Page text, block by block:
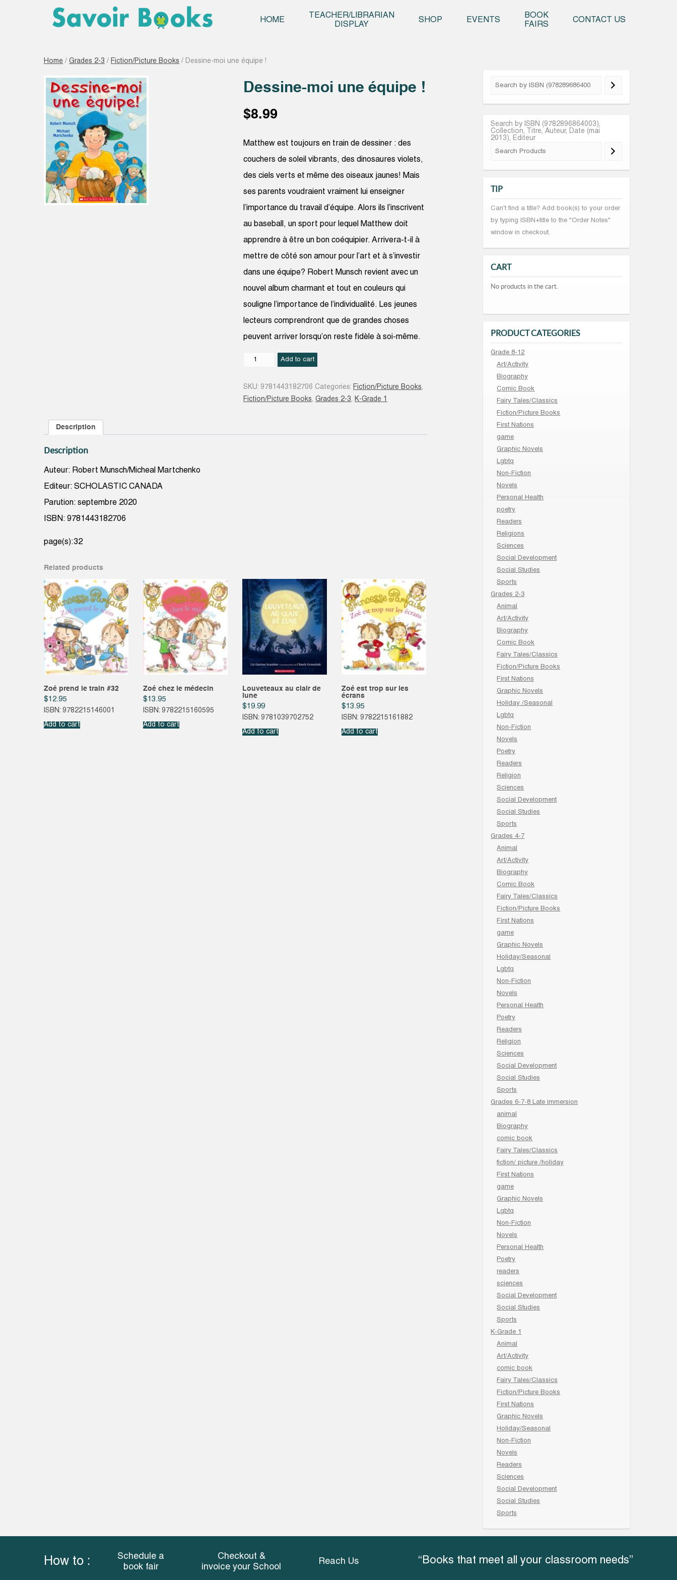
HOME
TEACHER/LIBRARIAN
DISPLAY
SHOP EVENTS
BOOK
FAIRS
CONTACT US
Home / Grades 2-3 / Fiction/Picture Books / Dessine-moi une équipe !
Dessine-moi une équipe !
$8.99
Matthew est toujours en train de dessiner : des
couchers de soleil vibrants, des dinosaures violets,
des ciels verts et même des oiseaux jaunes! Mais
ses parents voudraient vraiment lui enseigner
l’importance du travail d’équipe. Alors ils l’inscrivent
au baseball, un sport pour lequel Matthew doit
apprendre à être un bon coéquipier. Arrivera-t-il à
mettre de côté son amour pour l’art et à s’investir
dans une équipe? Robert Munsch revient avec un
nouvel album charmant et tout en couleurs qui
souligne l’importance de l’individualité. Les jeunes
lecteurs comprendront que de grandes choses
peuvent arriver lorsqu’on reste fidèle à soi-même.
Dessine-
Add to cart
SKU: 9781443182706 Categories: Fiction/Picture Books,
Fiction/Picture Books,Grades 2-3, K-Grade 1
Description
Description
Auteur: Robert Munsch/Micheal Martchenko
Editeur: SCHOLASTIC CANADA
Parution: septembre 2020
ISBN: 9781443182706
page(s):32
Related products
Zoé prend le train #32
$12.95
ISBN: 9782215146001
Add to cart
Zoé chez le médecin
$13.95
ISBN: 9782215160595
Add to cart
Louveteaux au clair de
lune
$19.99
ISBN: 9781039702752
Add to cart
Zoé est trop sur les
écrans
$13.95
ISBN: 9782215161882
Add to cart
Search by ISBN (9782896864003),
Collection, Titre, Auteur, Date (mai
2013), Editeur
TIP
Can't find a title? Add book(s) to your order
by typing ISBN+title to the "Order Notes"
window in checkout.
CART
No products in the cart.
PRODUCT CATEGORIES
Grade 8-12
Art/Activity
Biography
Comic Book
Fairy Tales/Classics
Fiction/Picture Books
First Nations
game
Graphic Novels
Lgbtq
Non-Fiction
Novels
Personal Health
poetry
Readers
Religions
Sciences
Social Development
Social Studies
Sports
Grades 2-3
Animal
Art/Activity
Biography
Comic Book
Fairy Tales/Classics
Fiction/Picture Books
First Nations
Graphic Novels
Holiday /Seasonal
Lgbtq
Non-Fiction
Novels
Poetry
Readers
Religion
Sciences
Social Development
Social Studies
Sports
Grades 4-7
Animal
Art/Activity
Biography
Comic Book
Fairy Tales/Classics
Fiction/Picture Books
First Nations
game
Graphic Novels
Holiday/Seasonal
Lgbtq
Non-Fiction
Novels
Personal Health
Poetry
Readers
Religion
Sciences
Social Development
Social Studies
Sports
Grades 6-7-8 Late immersion
animal
Biography
comic book
Fairy Tales/Classics
fiction/ picture /holiday
First Nations
game
Graphic Novels
Lgbtq
Non-Fiction
Novels
Personal Health
Poetry
readers
sciences
Social Development
Social Studies
Sports
K-Grade 1
Animal
Art/Activity
comic book
Fairy Tales/Classics
Fiction/Picture Books
First Nations
Graphic Novels
Holiday/Seasonal
Non-Fiction
Novels
Readers
Sciences
Social Development
Social Studies
Sports
How to :
Schedule a
book fair
Checkout &
invoice your School
Reach Us “Books that meet all your classroom needs”